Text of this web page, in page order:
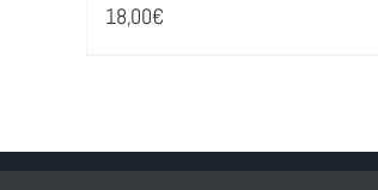
18,00€